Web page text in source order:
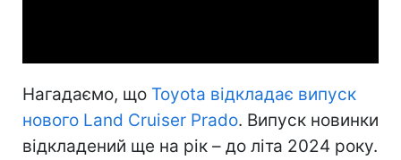
Нагадаємо, що Toyota відкладає випуск
нового Land Cruiser Prado. Випуск новинки
відкладений ще на рік – до літа 2024 року.